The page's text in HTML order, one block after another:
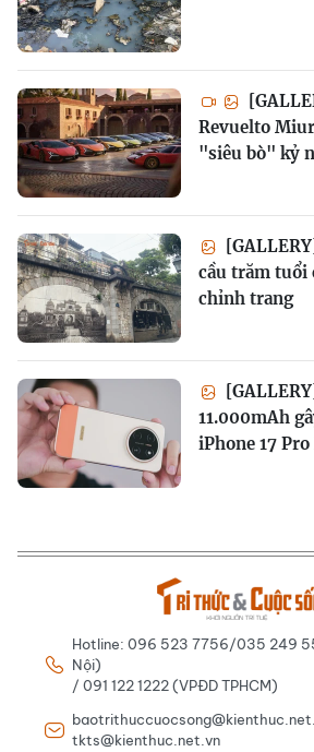
Revuelto
"siêu bò" kỷ
cầu trăm tuổi
chỉnh trang
11.000mAh
iPhone 17
Hotline: 096 523 7756/035 249
Nội)
/ 091 122 1222 (VPĐD TPHCM)
tkts@kienthuc.net.vn